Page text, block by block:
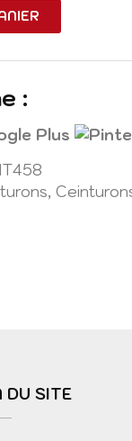
:
,
DU SITE